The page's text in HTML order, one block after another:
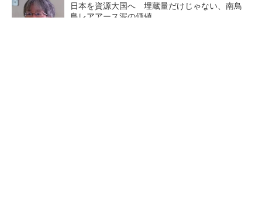
日本を資源大国へ 埋蔵量だけじゃない、南鳥
島レアアース泥の価値